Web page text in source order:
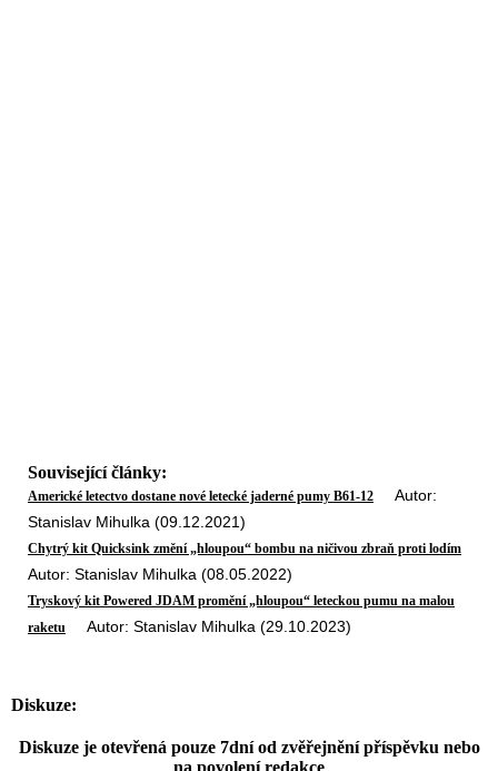
Související články:
Americké letectvo dostane nové letecké jaderné pumy B61-12 Autor:
Stanislav Mihulka (09.12.2021)
Chytrý kit Quicksink změní „hloupou“ bombu na ničivou zbraň proti lodím
Autor: Stanislav Mihulka (08.05.2022)
Tryskový kit Powered JDAM promění „hloupou“ leteckou pumu na malou
raketu
Autor: Stanislav Mihulka (29.10.2023)
Diskuze:
Diskuze je otevřená pouze 7dní od zvěřejnění příspěvku nebo
na povolení redakce